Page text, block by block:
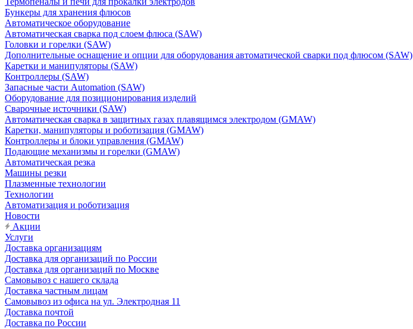
Бункеры для хранения флюсов
Автоматическое оборудование
Автоматическая сварка под слоем флюса (SAW)
Головки и горелки (SAW)
Дополнительные оснащение и опции для оборудования автоматической сварки под флюсом (SAW)
Каретки и манипуляторы (SAW)
Контроллеры (SAW)
Запасные части Automation (SAW)
Оборудование для позиционирования изделий
Сварочные источники (SAW)
Автоматическая сварка в защитных газах плавящимся электродом (GMAW)
Каретки, манипуляторы и роботизация (GMAW)
Контроллеры и блоки управления (GMAW)
Подающие механизмы и горелки (GMAW)
Автоматическая резка
Машины резки
Плазменные технологии
Технологии
Автоматизация и роботизация
Новости
Акции
Услуги
Доставка организациям
Доставка для организаций по России
Доставка для организаций по Москве
Самовывоз с нашего склада
Доставка частным лицам
Самовывоз из офиса на ул. Электродная 11
Доставка почтой
Доставка по России